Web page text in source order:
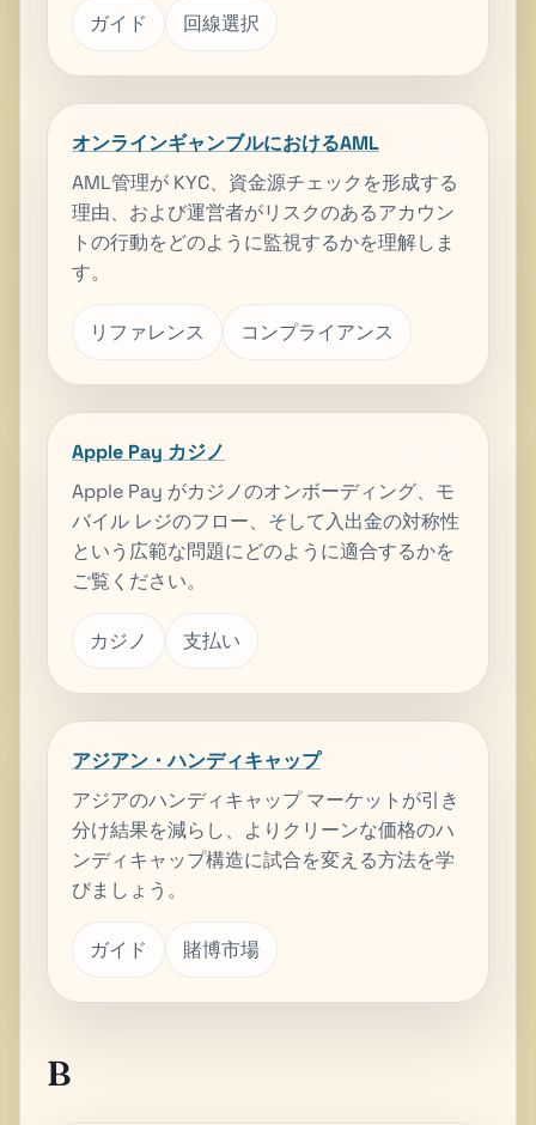
ガイド 回線選択
オンラインギャンブルにおけるAML
AML管理が KYC、資金源チェックを形成する
理由、および運営者がリスクのあるアカウン
トの行動をどのように監視するかを理解しま
す。
リファレンス コンプライアンス
Apple Pay カジノ
Apple Pay がカジノのオンボーディング、モ
バイル レジのフロー、そして入出金の対称性
という広範な問題にどのように適合するかを
ご覧ください。
カジノ 支払い
アジアン・ハンディキャップ
アジアのハンディキャップ マーケットが引き
分け結果を減らし、よりクリーンな価格のハ
ンディキャップ構造に試合を変える方法を学
びましょう。
ガイド 賭博市場
B